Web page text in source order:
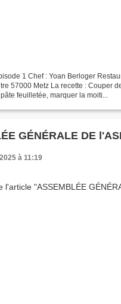
1 Chef : Yoan Berloger
57000 Metz La recette : Couper
feuilletée, marquer la moiti...
GÉNÉRALE DE
à 11:19